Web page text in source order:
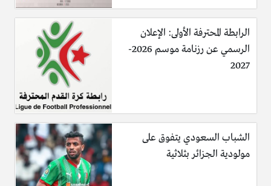
الرابطة المحترفة الأولى: الإعلان
الرسمي عن رزنامة موسم 2026-
2027
الشباب السعودي يتفوق على
مولودية الجزائر بثلاثية